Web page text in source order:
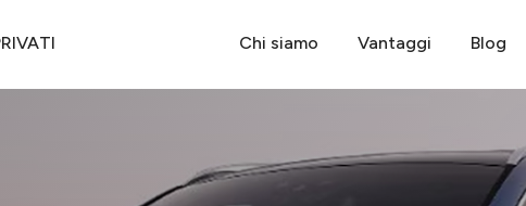
Chi siamo Vantaggi Blog
PRO